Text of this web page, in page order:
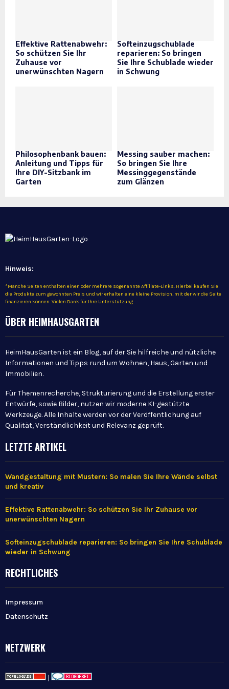
Effektive Rattenabwehr:
So schützen Sie Ihr
Zuhause vor
unerwünschten Nagern
Softeinzugschublade
reparieren: So bringen
Sie Ihre Schublade wieder
in Schwung
Philosophenbank bauen:
Anleitung und Tipps für
Ihre DIY-Sitzbank im
Garten
Messing sauber machen:
So bringen Sie Ihre
Messinggegenstände
zum Glänzen
Hinweis:
*Manche Seiten enthalten einen oder mehrere sogenannte Affiliate-Links. Hierbei kaufen Sie
die Produkte zum gewohnten Preis und wir erhalten eine kleine Provision, mit der wir die Seite
finanzieren können. Vielen Dank für Ihre Unterstützung.
ÜBER HEIMHAUSGARTEN
HeimHausGarten ist ein Blog, auf der Sie hilfreiche und nützliche
Informationen und Tipps rund um Wohnen, Haus, Garten und
Immobilien.
Für Themenrecherche, Strukturierung und die Erstellung erster
Entwürfe, sowie Bilder, nutzen wir moderne KI-gestützte
Werkzeuge. Alle Inhalte werden vor der Veröffentlichung auf
Qualität, Verständlichkeit und Relevanz geprüft.
LETZTE ARTIKEL
Wandgestaltung mit Mustern: So malen Sie Ihre Wände selbst
und kreativ
Effektive Rattenabwehr: So schützen Sie Ihr Zuhause vor
unerwünschten Nagern
Softeinzugschublade reparieren: So bringen Sie Ihre Schublade
wieder in Schwung
RECHTLICHES
Impressum
Datenschutz
NETZWERK
|